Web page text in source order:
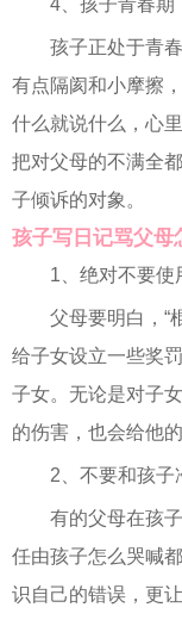
4、孩子青春期
孩子正处于青
有点隔阂和小摩擦
什么就说什么，心
把对父母的不满全
子倾诉的对象。
孩子写日记骂父母
1、绝对不要使
父母要明白，“
给子女设立一些奖
子女。无论是对子
的伤害，也会给他
2、不要和孩子
有的父母在孩
任由孩子怎么哭喊
识自己的错误，更